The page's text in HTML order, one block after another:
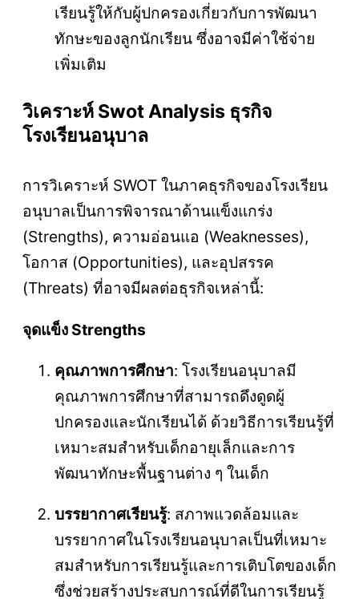
เรียนรู้ให้กับผู้ปกครองเกี่ยวกับการพัฒนา
ทักษะของลูกนักเรียน ซึ่งอาจมีค่าใช้จ่าย
เพิ่มเติม
วิเคราะห์ Swot Analysis ธุรกิจ
โรงเรียนอนุบาล
การวิเคราะห์ SWOT ในภาคธุรกิจของโรงเรียน
อนุบาลเป็นการพิจารณาด้านแข็งแกร่ง
(Strengths), ความอ่อนแอ (Weaknesses),
โอกาส (Opportunities), และอุปสรรค
(Threats) ที่อาจมีผลต่อธุรกิจเหล่านี้:
จุดแข็ง Strengths
คุณภาพการศึกษา: โรงเรียนอนุบาลมี
คุณภาพการศึกษาที่สามารถดึงดูดผู้
ปกครองและนักเรียนได้ ด้วยวิธีการเรียนรู้ที่
เหมาะสมสำหรับเด็กอายุเล็กและการ
พัฒนาทักษะพื้นฐานต่าง ๆ ในเด็ก
บรรยากาศเรียนรู้: สภาพแวดล้อมและ
บรรยากาศในโรงเรียนอนุบาลเป็นที่เหมาะ
สมสำหรับการเรียนรู้และการเติบโตของเด็ก
ซึ่งช่วยสร้างประสบการณ์ที่ดีในการเรียนรู้